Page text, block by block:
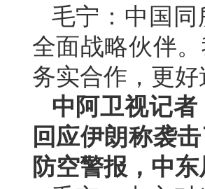
毛宁：中国
全面战略伙伴
务实合作，更
中阿卫视记
回应伊朗称袭
防空警报，中